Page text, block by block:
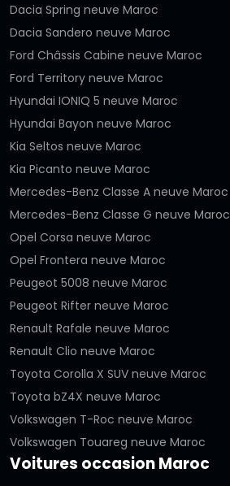
Dacia Spring neuve Maroc
Dacia Sandero neuve Maroc
Ford Châssis Cabine neuve Maroc
Ford Territory neuve Maroc
Hyundai IONIQ 5 neuve Maroc
Hyundai Bayon neuve Maroc
Kia Seltos neuve Maroc
Kia Picanto neuve Maroc
Mercedes-Benz Classe A neuve Maroc
Mercedes-Benz Classe G neuve Maroc
Opel Corsa neuve Maroc
Opel Frontera neuve Maroc
Peugeot 5008 neuve Maroc
Peugeot Rifter neuve Maroc
Renault Rafale neuve Maroc
Renault Clio neuve Maroc
Toyota Corolla X SUV neuve Maroc
Toyota bZ4X neuve Maroc
Volkswagen T-Roc neuve Maroc
Volkswagen Touareg neuve Maroc
Voitures occasion Maroc